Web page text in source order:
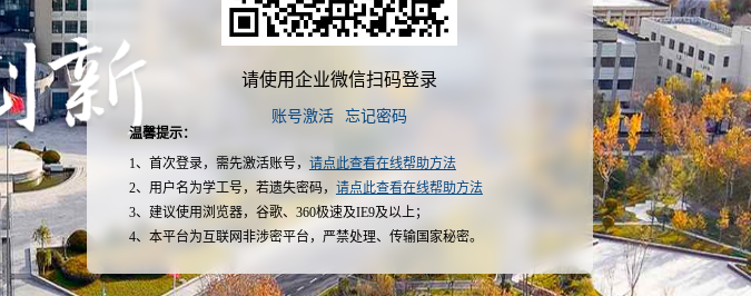
请使用企业微信扫码登录
账号激活 忘记密码
温馨提示：
1、首次登录，需先激活账号， 请点此查看在线帮助方法
2、用户名为学工号，若遗失密码， 请点此查看在线帮助方法
3、建议使用浏览器，谷歌、360极速及IE9及以上；
4、本平台为互联网非涉密平台，严禁处理、传输国家秘密。